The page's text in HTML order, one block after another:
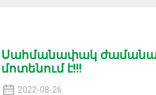
Սահմանափակ
մոտենում է!!!
2022-08-26